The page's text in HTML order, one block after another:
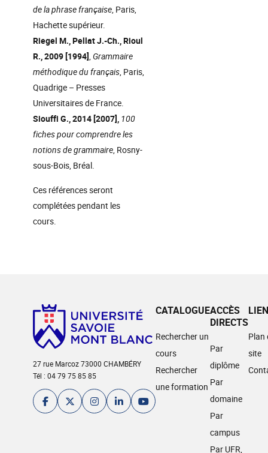
de la phrase française, Paris,
Hachette supérieur.
Riegel M., Pellat J.-Ch., Rioul
R., 2009 [1994], Grammaire
méthodique du français, Paris,
Quadrige – Presses
Universitaires de France.
Siouffi G., 2014 [2007], 100
fiches pour comprendre les
notions de grammaire, Rosny-
sous-Bois, Bréal.
Ces références seront
complétées pendant les
cours.
27 rue Marcoz 73000 CHAMBÉRY
Tél : 04 79 75 85 85
CATALOGUE
Rechercher un
cours
Rechercher
une formation
ACCÈS
DIRECTS
Par
diplôme
Par
domaine
Par
campus
Par UFR,
Plan
site